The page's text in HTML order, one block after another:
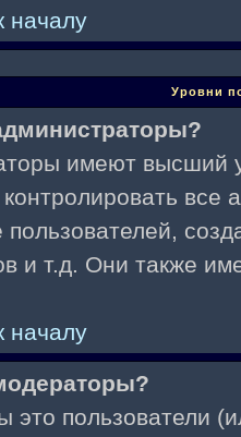
началу
Уровни
имеют высший
все
пользователей,
и т.д. Они также
началу
это пользователи